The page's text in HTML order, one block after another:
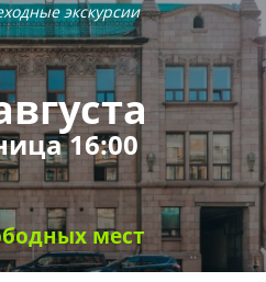
экскурсии
16:00
мест